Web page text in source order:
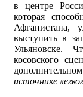
в центре
которая
Афганистана,
выступить в
Ульяновске.
косовского
источнике